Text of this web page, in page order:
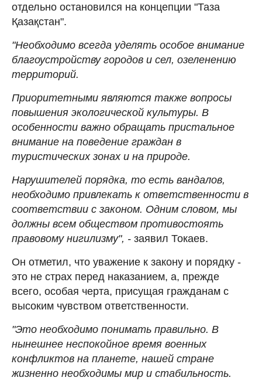
отдельно остановился на концепции "Таза
Қазақстан".
"Необходимо всегда уделять особое внимание
благоустройству городов и сел, озеленению
территорий.
Приоритетными являются также вопросы
повышения экологической культуры. В
особенности важно обращать пристальное
внимание на поведение граждан в
туристических зонах и на природе.
Нарушителей порядка, то есть вандалов,
необходимо привлекать к ответственности в
соответствии с законом. Одним словом, мы
должны всем обществом противостоять
правовому нигилизму", - заявил Токаев.
Он отметил, что уважение к закону и порядку -
это не страх перед наказанием, а, прежде
всего, особая черта, присущая гражданам с
высоким чувством ответственности.
"Это необходимо понимать правильно. В
нынешнее неспокойное время военных
конфликтов на планете, нашей стране
жизненно необходимы мир и стабильность.